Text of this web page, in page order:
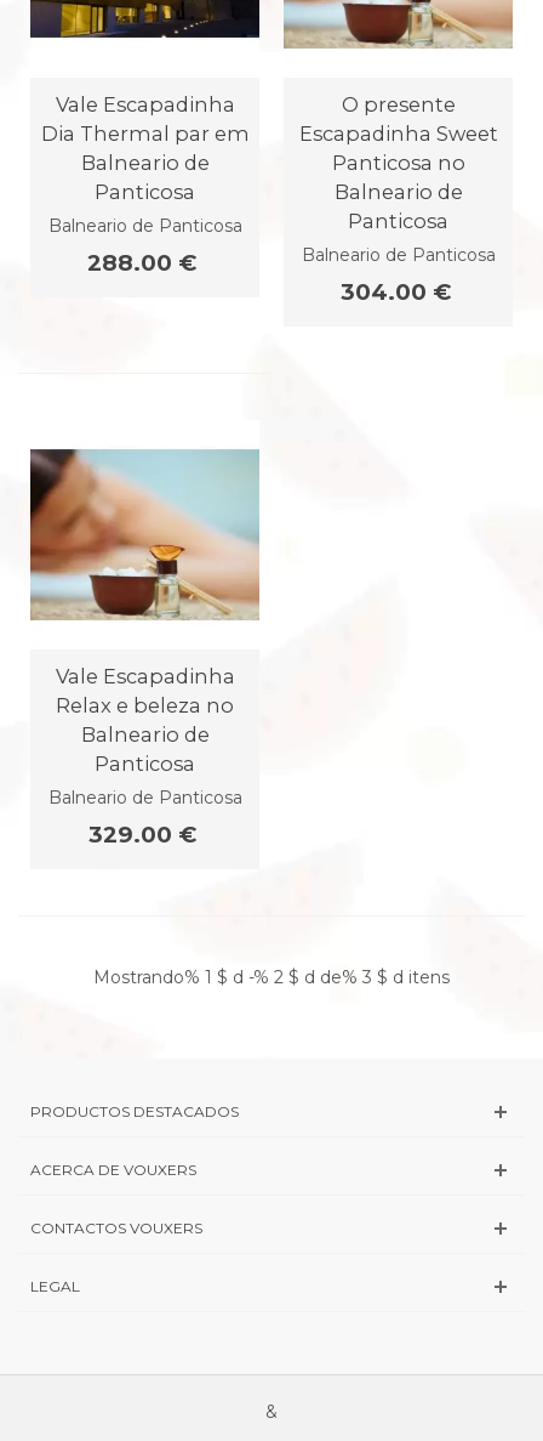
Vale Escapadinha
Dia Thermal par em
Balneario de
Panticosa
Balneario de Panticosa
288.00 €
O presente
Escapadinha Sweet
Panticosa no
Balneario de
Panticosa
Balneario de Panticosa
304.00 €
Vale Escapadinha
Relax e beleza no
Balneario de
Panticosa
Balneario de Panticosa
329.00 €
Mostrando% 1 $ d -% 2 $ d de% 3 $ d itens
PRODUCTOS DESTACADOS
ACERCA DE VOUXERS
CONTACTOS VOUXERS
LEGAL
&